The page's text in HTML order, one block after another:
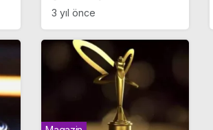
ödül töreni daha!
Elbisesi dikkat çekti
3 yıl önce